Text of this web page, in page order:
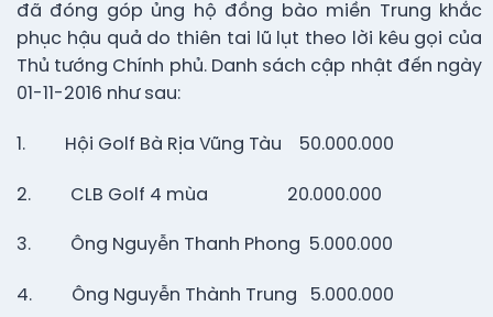
đã đóng góp ủng hộ đồng bào miền Trung khắc
phục hậu quả do thiên tai lũ lụt theo lời kêu gọi của
Thủ tướng Chính phủ. Danh sách cập nhật đến ngày
01-11-2016 như sau:
1. Hội Golf Bà Rịa Vũng Tàu 50.000.000
2. CLB Golf 4 mùa 20.000.000
3. Ông Nguyễn Thanh Phong 5.000.000
4. Ông Nguyễn Thành Trung 5.000.000